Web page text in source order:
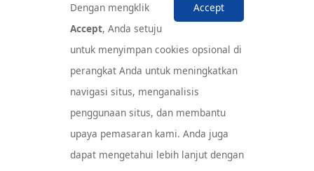
Pusat Layanan Konsumen
Accept
Dengan mengklik
Accept, Anda setuju
untuk menyimpan cookies opsional di
perangkat Anda untuk meningkatkan
navigasi situs, menganalisis
penggunaan situs, dan membantu
upaya pemasaran kami. Anda juga
dapat mengetahui lebih lanjut dengan